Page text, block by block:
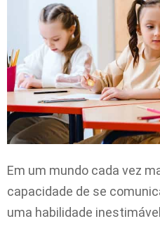
Em um mundo cada vez
capacidade de se
uma habilidade